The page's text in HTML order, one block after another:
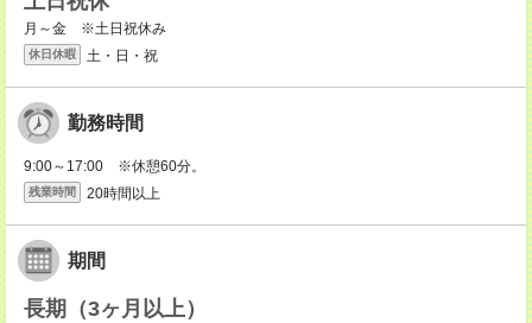
月～金 ※土日祝休み
休日休暇 土・日・祝
勤務時間
9:00～17:00 ※休憩60分。
残業時間 20時間以上
期間
長期（3ヶ月以上）